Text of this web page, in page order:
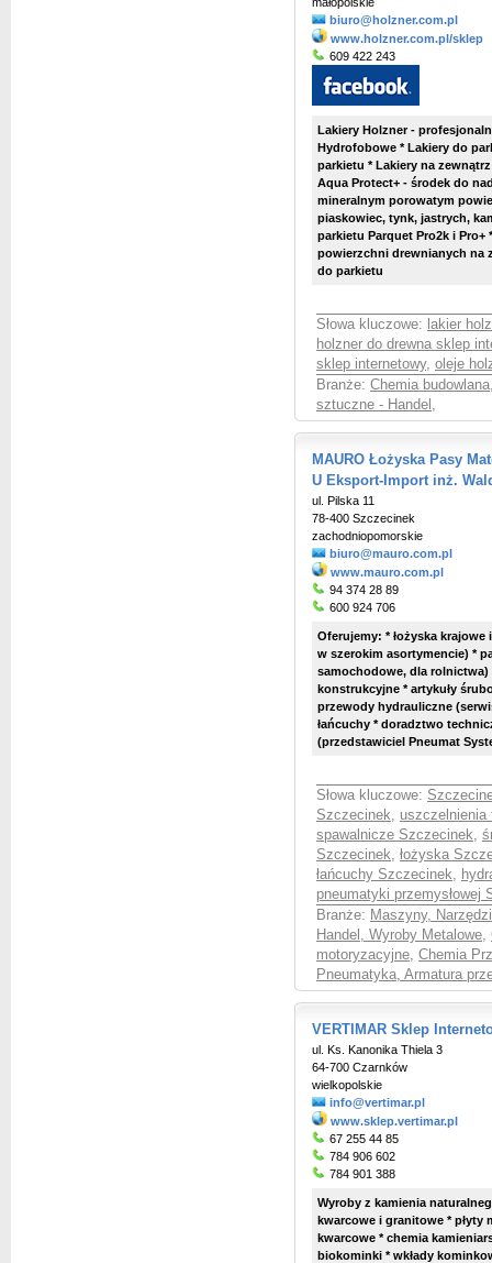
biuro@holzner.com.pl
www.holzner.com.pl/sklep
609 422 243
Lakiery Holzner -
Hydrofobowe * Lakiery do
parkietu * Lakiery na
Aqua Protect+ - środek do
mineralnym porowatym
piaskowiec, tynk, jastrych,
parkietu Parquet Pro2k i Pro+
powierzchni drewnianych na
do parkietu
Słowa kluczowe: lakier
holzner do drewna sklep
sklep internetowy, oleje
Branże: Chemia budowlana
sztuczne - Handel ,
MAURO Łożyska Pasy
U Eksport-Import inż.
ul. Pilska 11
78-400 Szczecinek
zachodniopomorskie
biuro@mauro.com.pl
www.mauro.com.pl
94 374 28 89
600 924 706
Oferujemy: *łożyska
w szerokim asortymencie) *
samochodowe, dla rolnictwa)
konstrukcyjne * artykuły
przewody hydrauliczne
łańcuchy * doradztwo
(przedstawiciel Pneumat
Słowa kluczowe:
Szczecinek,
spawalnicze Szczecinek,
Szczecinek, łożyska
łańcuchy Szczecinek,
pneumatyki przemysłowej
Branże: Maszyny,
Handel, Wyroby Metalowe,
motoryzacyjne, Chemia
Pneumatyka, Armatura
VERTIMAR Sklep
ul. Ks. Kanonika Thiela 3
64-700 Czarnków
wielkopolskie
info@vertimar.pl
www.sklep.vertimar.pl
67 255 44 85
784 906 602
784 901 388
Wyroby z kamienia
kwarcowe i granitowe * płyty
kwarcowe * chemia
biokominki * wkłady